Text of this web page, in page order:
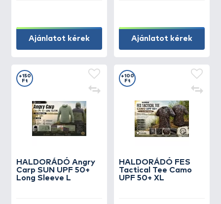
Ajánlatot kérek Ajánlatot kérek
HALDORÁDÓ Angry
Carp SUN UPF 50+
Long Sleeve L
+150
Ft
HALDORÁDÓ FES
Tactical Tee Camo
UPF 50+ XL
+100
Ft